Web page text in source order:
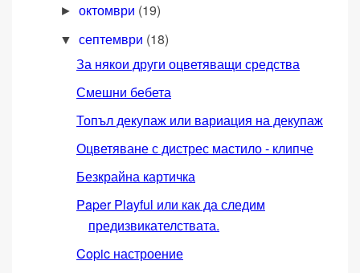
►октомври (19)
▼септември (18)
За някои други оцветяващи средства
Смешни бебета
Топъл декупаж или вариация на декупаж
Оцветяване с дистрес мастило - клипче
Безкрайна картичка
Paper Playful или как да следим
предизвикателствата.
Copic настроение